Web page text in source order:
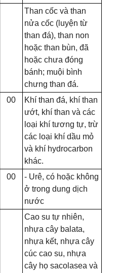
Than cốc và than
nửa cốc (luyện từ
than đá), than non
hoặc than bùn, đã
hoặc chưa đóng
bánh; muội bình
chưng than đá.
00
Khí than đá, khí than
ướt, khí than và các
loại khí tương tự, trừ
các loại khí dầu mỏ
và khí hydrocarbon
khác.
00
- Urê, có hoặc không
ở trong dung dịch
nước
Cao su tự nhiên,
nhựa cây balata,
nhựa kết, nhựa cây
cúc cao su, nhựa
cây họ sacolasea và